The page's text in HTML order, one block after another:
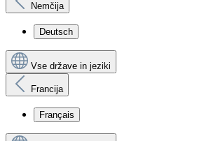
Nemčija
Deutsch
Vse države in jeziki
Francija
Français